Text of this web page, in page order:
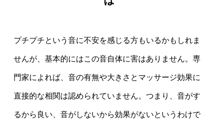
プチプチという音に不安を感じる方もいるかもしれま
せんが、基本的にはこの音自体に害はありません。専
門家によれば、音の有無や大きさとマッサージ効果に
直接的な相関は認められていません。つまり、音がす
るから良い、音がしないから効果がないというわけで